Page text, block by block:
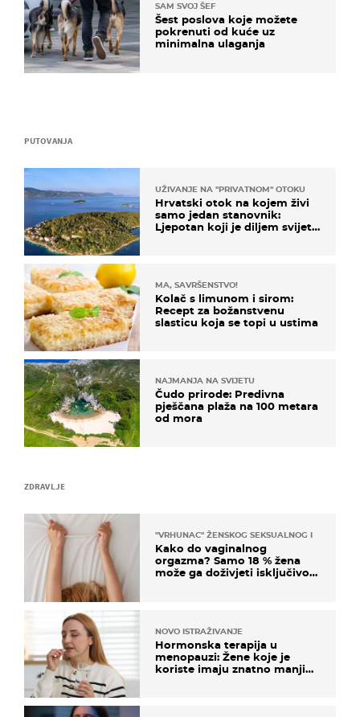
ZDRAVLJE
"VRHUNAC" ŽENSKOG SEKSUALNOG ISKUSTVA
Kako do vaginalnog
orgazma? Samo 18 % žena
može ga doživjeti isključivo
NOVO ISTRAŽIVANJE
Hormonska terapija u
menopauzi: Žene koje je
koriste imaju znatno manji
PUTOVANJA
UŽIVANJE NA "PRIVATNOM" OTOKU
Hrvatski otok na kojem živi
samo jedan stanovnik:
Ljepotan koji je diljem svijeta
MA, SAVRŠENSTVO!
Kolač s limunom i sirom:
Recept za božanstvenu
slasticu koja se topi u ustima
NAJMANJA NA SVIJETU
Čudo prirode: Predivna
pješčana plaža na 100 metara
od mora
SAM SVOJ ŠEF
Šest poslova koje možete
pokrenuti od kuće uz
minimalna ulaganja